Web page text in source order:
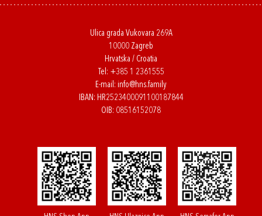
Ulica grada Vukovara 269A
10000 Zagreb
Hrvatska / Croatia
Tel: +385 1 2361555
E-mail: info@hns.family
IBAN: HR2523400091100187844
OIB: 08516152078